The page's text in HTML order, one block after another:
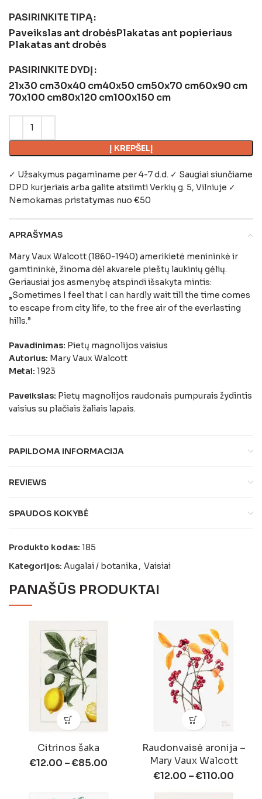
PASIRINKITE TIPĄ
Paveikslas ant drobėsPlakatas ant popieriaus
Plakatas ant drobės
PASIRINKITE DYDĮ
21x30 cm30x40 cm40x50 cm50x70 cm60x90 cm
70x100 cm80x120 cm100x150 cm
Į KREPŠELĮ
✓ Užsakymus pagaminame per 4-7 d.d. ✓ Saugiai siunčiame
DPD kurjeriais arba galite atsiimtiVerkių g. 5, Vilniuje ✓
Nemokamas pristatymas nuo €50
APRAŠYMAS
Mary Vaux Walcott (1860-1940) amerikietė menininkė ir
gamtininkė, žinoma dėl akvarele pieštų laukinių gėlių.
Geriausiai jos asmenybę atspindi išsakyta mintis:
„Sometimes I feel that I can hardly wait till the time comes
to escape from city life, to the free air of the everlasting
hills.”
Pavadinimas: Pietų magnolijos vaisius
Autorius: Mary Vaux Walcott
Metai: 1923
Paveikslas: Pietų magnolijos raudonais pumpurais žydintis
vaisius su plačiais žaliais lapais.
PAPILDOMA INFORMACIJA
REVIEWS
SPAUDOS KOKYBĖ
Produkto kodas: 185
Kategorijos: Augalai / botanika , Vaisiai
PANAŠŪS PRODUKTAI
Citrinos šaka
€12.00 –€85.00
Raudonvaisė aronija –
Mary Vaux Walcott
€12.00 –€110.00